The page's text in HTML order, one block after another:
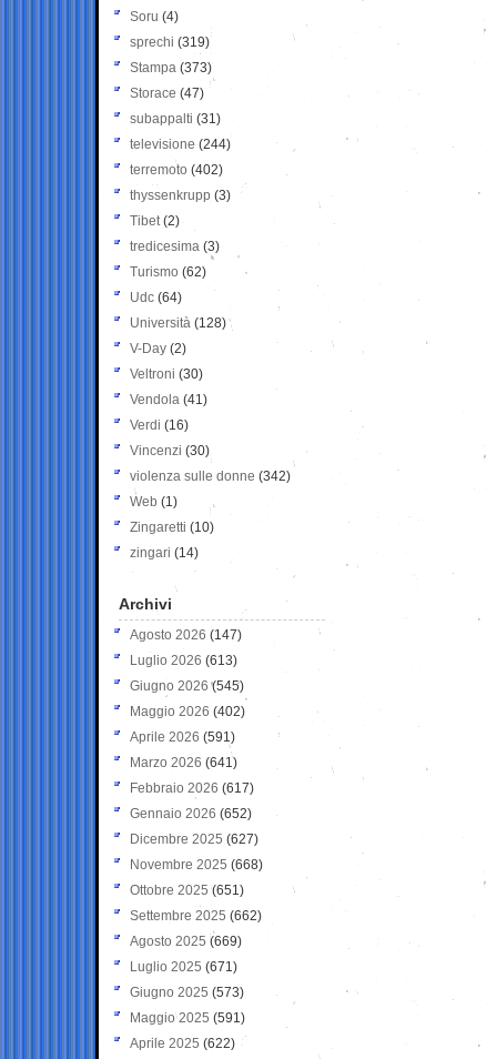
Soru (4)
sprechi (319)
Stampa (373)
Storace (47)
subappalti (31)
televisione(244)
terremoto (402)
thyssenkrupp (3)
Tibet(2)
tredicesima (3)
Turismo (62)
Udc (64)
Università (128)
V-Day (2)
Veltroni (30)
Vendola (41)
Verdi (16)
Vincenzi (30)
violenza sulle donne (342)
Web (1)
Zingaretti (10)
zingari (14)
Archivi
Agosto 2026 (147)
Luglio 2026 (613)
Giugno 2026 (545)
Maggio 2026 (402)
Aprile 2026 (591)
Marzo 2026 (641)
Febbraio 2026 (617)
Gennaio 2026 (652)
Dicembre 2025 (627)
Novembre 2025 (668)
Ottobre 2025 (651)
Settembre 2025 (662)
Agosto 2025 (669)
Luglio 2025 (671)
Giugno 2025 (573)
Maggio 2025 (591)
Aprile 2025 (622)